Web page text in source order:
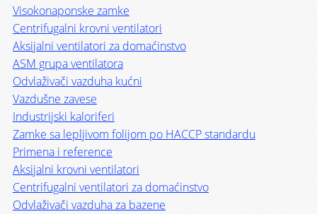
Visokonaponske zamke
Centrifugalni krovni ventilatori
Aksijalni ventilatori za domaćinstvo
ASM grupa ventilatora
Odvlaživači vazduha kućni
Vazdušne zavese
Industrijski kaloriferi
Zamke sa lepljivom folijom po HACCP standardu
Primena i reference
Aksijalni krovni ventilatori
Centrifugalni ventilatori za domaćinstvo
Odvlaživači vazduha za bazene